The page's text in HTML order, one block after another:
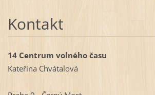
Kontakt
14 Centrum volného času
Kateřina Chvátalová